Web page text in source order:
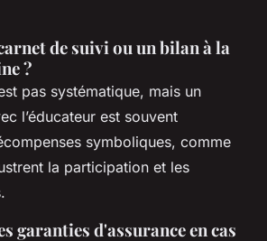
de suivi ou un bilan à la
?
pas systématique, mais un
l’éducateur est souvent
symboliques, comme
la participation et les
garanties d'assurance en cas